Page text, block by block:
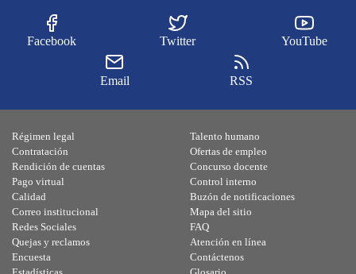
Facebook Twitter YouTube
Email RSS
Régimen legal
Contratación
Rendición de cuentas
Pago virtual
Calidad
Talento humano
Ofertas de empleo
Concurso docente
Control interno
Buzón de notificaciones
Correo institucional
Redes Sociales
Quejas y reclamos
Encuesta
Mapa del sitio
FAQ
Atención en línea
Contáctenos